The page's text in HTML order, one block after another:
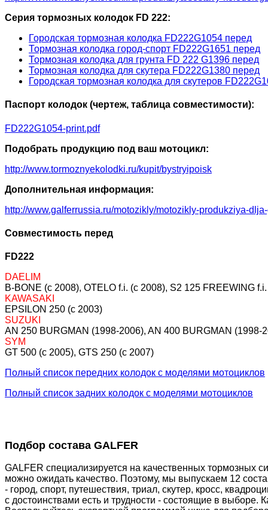
Серия тормозных колодок FD 222:
Городская тормозная колодка FD222G1054 перед
Тормозная колодка город-спорт FD222G1651 перед
Тормозная колодка для грунта FD 222 G1396 перед
Тормозная колодка для скутера FD222G1380 перед
Городская тормозная колодка для скутеров
Паспорт колодок (чертеж, таблица совместимости):
FD222G1054-print.pdf
Подобрать продукцию под ваш мотоцикл:
http://www.tormoznyekolodki.ru/kupit/bystryipoisk
Дополнительная информация:
http://www.galferrussia.ru/motozikly/motozikly-produkziya-
Совместимость перед
FD222
DAELIM
B-BONE (c 2008), OTELO f.i. (c 2008), S2 125 FREEWING
KAWASAKI
EPSILON 250 (c 2003)
SUZUKI
AN 250 BURGMAN (1998-2006), AN 400 BURGMAN
SYM
GT 500 (c 2005), GTS 250 (c 2007)
Полный список передних колодок с моделями мотоциклов
Полный список задних колодок с моделями мотоциклов
Подбор состава GALFER
GALFER специализируется на качественных тормозных
можно ожидать качество. Поэтому, мы выпускаем 12
- город, спорт, путешествия, триал, скутер, кросс,
с достоинствами есть и трудности - состоящие в выборе.